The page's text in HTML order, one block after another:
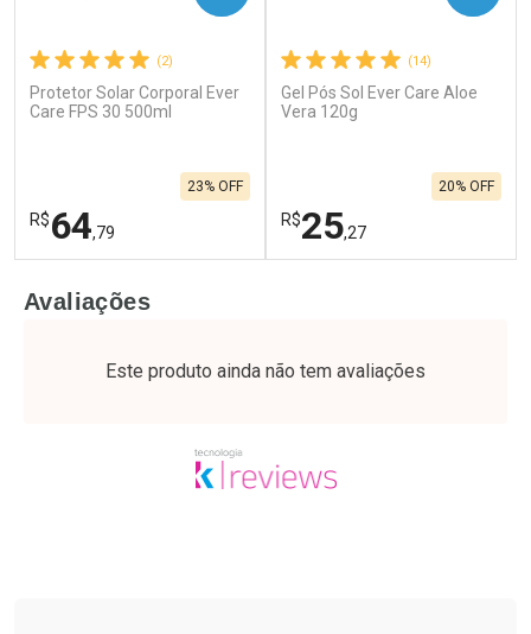
(2)
Protetor Solar Corporal Ever
Care FPS 30 500ml
R$64,79
23% OFF
Laboratório
Por Menos
(14)
Gel Pós Sol Ever Care Aloe
Vera 120g
R$25,27
20% OFF
Laboratório
Por Menos
Avaliações
Este produto ainda não tem avaliações